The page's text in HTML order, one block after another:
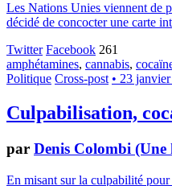
Les Nations Unies viennent de
décidé de concocter une carte
Twitter Facebook 261
amphétamines, cannabis,
Politique Cross-post • 23
Culpabilisation,
par Denis Colombi (Une
En misant sur la culpabilité